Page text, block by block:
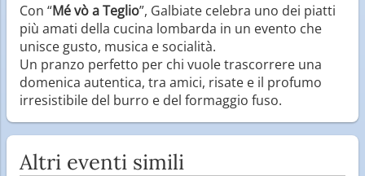
Con “Mé vò a Teglio”, Galbiate celebra uno dei piatti
più amati della cucina lombarda in un evento che
unisce gusto, musica e socialità.
Un pranzo perfetto per chi vuole trascorrere una
domenica autentica, tra amici, risate e il profumo
irresistibile del burro e del formaggio fuso.
Altri eventi simili